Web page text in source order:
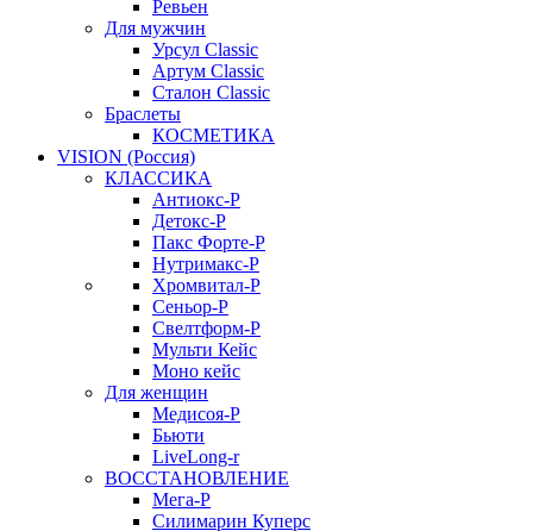
Ревьен
Для мужчин
Урсул Classic
Артум Classic
Сталон Classic
Браслеты
КОСМЕТИКА
VISION (Россия)
КЛАССИКА
Антиокс-Р
Детокс-Р
Пакс Форте-Р
Нутримакс-Р
Хромвитал-Р
Сеньор-Р
Свелтформ-Р
Мульти Кейс
Моно кейс
Для женщин
Медисоя-Р
Бьюти
LiveLong-r
ВОССТАНОВЛЕНИЕ
Мега-Р
Силимарин Куперс